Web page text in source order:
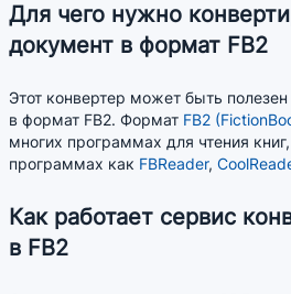
Для чего нужно
документ в формат FB2
Этот конвертер может быть
в формат FB2. Формат FB2
многих программах для чтения
программах как FBReader,
Как работает сервис
в FB2